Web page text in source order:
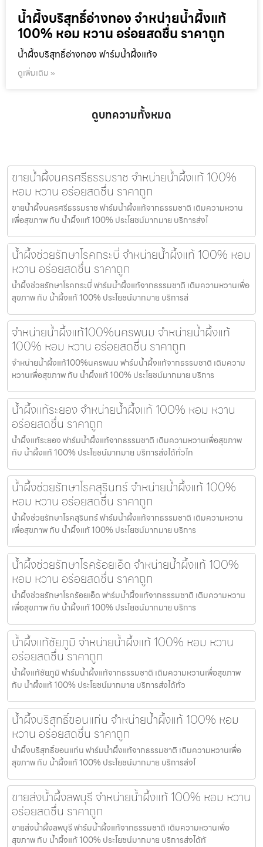
น้ำผึ้งบริสุทธิ์อ่างทอง จำหน่ายน้ำผึ้งแท้
100% หอม หวาน อร่อยสดชื่น ราคาถูก
น้ำผึ้งบริสุทธิ์อ่างทอง ฟาร์มน้ำผึ้งแท้จ
ดูเพิ่มเติม »
ดูบทความทั้งหมด
ขายน้ำผึ้งนครศรีธรรมราช จำหน่ายน้ำผึ้งแท้ 100%
หอม หวาน อร่อยสดชื่น ราคาถูก
ขายน้ำผึ้งนครศรีธรรมราช ฟาร์มน้ำผึ้งแท้จากธรรมชาติ เติมความหวาน
เพื่อสุขภาพ กับ น้ำผึ้งแท้ 100% ประโยชน์มากมาย บริการส่งไ
น้ำผึ้งช่วยรักษาโรคกระบี่ จำหน่ายน้ำผึ้งแท้ 100% หอม
หวาน อร่อยสดชื่น ราคาถูก
น้ำผึ้งช่วยรักษาโรคกระบี่ ฟาร์มน้ำผึ้งแท้จากธรรมชาติ เติมความหวานเพื่อ
สุขภาพ กับ น้ำผึ้งแท้ 100% ประโยชน์มากมาย บริการส่
จำหน่ายน้ำผึ้งแท้100%นครพนม จำหน่ายน้ำผึ้งแท้
100% หอม หวาน อร่อยสดชื่น ราคาถูก
จำหน่ายน้ำผึ้งแท้100%นครพนม ฟาร์มน้ำผึ้งแท้จากธรรมชาติ เติมความ
หวานเพื่อสุขภาพ กับ น้ำผึ้งแท้ 100% ประโยชน์มากมาย บริการ
น้ำผึ้งแท้ระยอง จำหน่ายน้ำผึ้งแท้ 100% หอม หวาน
อร่อยสดชื่น ราคาถูก
น้ำผึ้งแท้ระยอง ฟาร์มน้ำผึ้งแท้จากธรรมชาติ เติมความหวานเพื่อสุขภาพ
กับ น้ำผึ้งแท้ 100% ประโยชน์มากมาย บริการส่งได้ทั่วไท
น้ำผึ้งช่วยรักษาโรคสุรินทร์ จำหน่ายน้ำผึ้งแท้ 100%
หอม หวาน อร่อยสดชื่น ราคาถูก
น้ำผึ้งช่วยรักษาโรคสุรินทร์ ฟาร์มน้ำผึ้งแท้จากธรรมชาติ เติมความหวาน
เพื่อสุขภาพ กับ น้ำผึ้งแท้ 100% ประโยชน์มากมาย บริการ
น้ำผึ้งช่วยรักษาโรคร้อยเอ็ด จำหน่ายน้ำผึ้งแท้ 100%
หอม หวาน อร่อยสดชื่น ราคาถูก
น้ำผึ้งช่วยรักษาโรคร้อยเอ็ด ฟาร์มน้ำผึ้งแท้จากธรรมชาติ เติมความหวาน
เพื่อสุขภาพ กับ น้ำผึ้งแท้ 100% ประโยชน์มากมาย บริการ
น้ำผึ้งแท้ชัยภูมิ จำหน่ายน้ำผึ้งแท้ 100% หอม หวาน
อร่อยสดชื่น ราคาถูก
น้ำผึ้งแท้ชัยภูมิ ฟาร์มน้ำผึ้งแท้จากธรรมชาติ เติมความหวานเพื่อสุขภาพ
กับ น้ำผึ้งแท้ 100% ประโยชน์มากมาย บริการส่งได้ทั่ว
น้ำผึ้งบริสุทธิ์ขอนแก่น จำหน่ายน้ำผึ้งแท้ 100% หอม
หวาน อร่อยสดชื่น ราคาถูก
น้ำผึ้งบริสุทธิ์ขอนแก่น ฟาร์มน้ำผึ้งแท้จากธรรมชาติ เติมความหวานเพื่อ
สุขภาพ กับ น้ำผึ้งแท้ 100% ประโยชน์มากมาย บริการส่งไ
ขายส่งน้ำผึ้งลพบุรี จำหน่ายน้ำผึ้งแท้ 100% หอม หวาน
อร่อยสดชื่น ราคาถูก
ขายส่งน้ำผึ้งลพบุรี ฟาร์มน้ำผึ้งแท้จากธรรมชาติ เติมความหวานเพื่อ
สุขภาพ กับ น้ำผึ้งแท้ 100% ประโยชน์มากมาย บริการส่งได้ทั